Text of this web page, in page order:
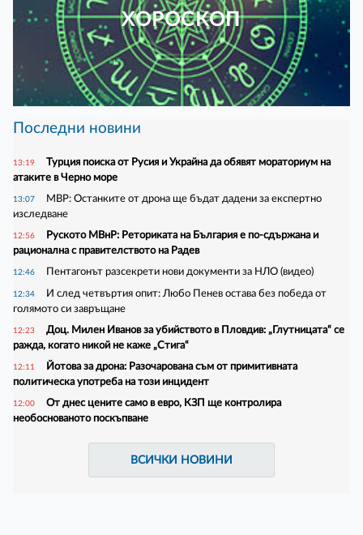
ХОРОСКОП
Последни новини
13:19
Турция поиска от Русия и Украйна да обявят мораториум на
атаките в Черно море
13:07
МВР: Останките от дрона ще бъдат дадени за експертно
изследване
12:56
Руското МВнР: Реториката на България е по-сдържана и
рационална с правителството на Радев
12:46 Пентагонът разсекрети нови документи за НЛО (видео)
12:34
И след четвъртия опит: Любо Пенев остава без победа от
голямото си завръщане
12:23
Доц. Милен Иванов за убийството в Пловдив: „Глутницата“ се
ражда, когато никой не каже „Стига“
12:11
Йотова за дрона: Разочарована съм от примитивната
политическа употреба на този инцидент
12:00
От днес цените само в евро, КЗП ще контролира
необоснованото поскъпване
ВСИЧКИ НОВИНИ